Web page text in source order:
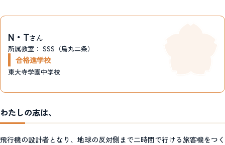
N・Tさん
所属教室： SSS（烏丸二条）
合格進学校
東大寺学園中学校
わたしの志は、
飛行機の設計者となり、地球の反対側まで二時間で行ける旅客機をつく